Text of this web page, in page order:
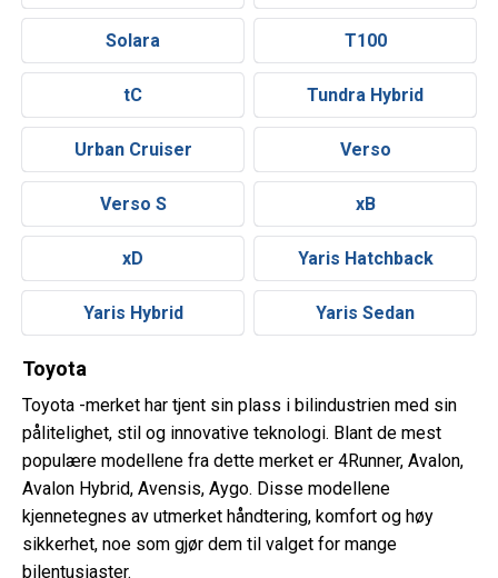
Solara T100
tC Tundra Hybrid
Urban Cruiser Verso
Verso S xB
xD Yaris Hatchback
Yaris Hybrid Yaris Sedan
Toyota
Toyota -merket har tjent sin plass i bilindustrien med sin
pålitelighet, stil og innovative teknologi. Blant de mest
populære modellene fra dette merket er 4Runner, Avalon,
Avalon Hybrid, Avensis, Aygo. Disse modellene
kjennetegnes av utmerket håndtering, komfort og høy
sikkerhet, noe som gjør dem til valget for mange
bilentusiaster.